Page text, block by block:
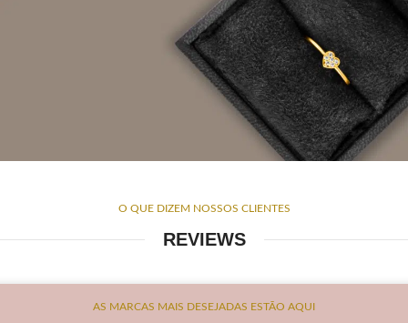
O QUE DIZEM NOSSOS CLIENTES
REVIEWS
AS MARCAS MAIS DESEJADAS ESTÃO AQUI